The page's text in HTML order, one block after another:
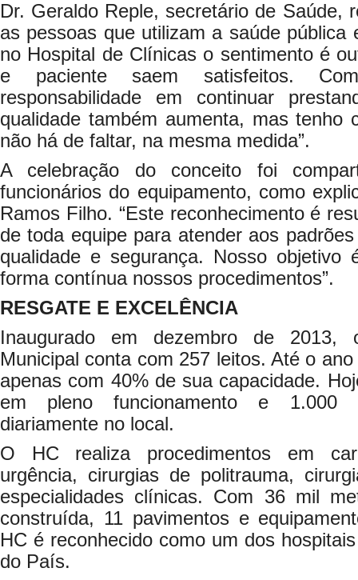
Dr. Geraldo Reple, secretário de Saúde,
as pessoas que utilizam a saúde pública
no Hospital de Clínicas o sentimento é
e paciente saem satisfeitos.
responsabilidade em continuar
qualidade também aumenta, mas tenho
não há de faltar, na mesma medida”.
A celebração do conceito foi
funcionários do equipamento, como
Ramos Filho. “Este reconhecimento é
de toda equipe para atender aos
qualidade e segurança. Nosso objetivo
forma contínua nossos procedimentos”.
RESGATE E EXCELÊNCIA
Inaugurado em dezembro de 2013,
Municipal conta com 257 leitos. Até o
apenas com 40% de sua capacidade.
em pleno funcionamento e 1.000
diariamente no local.
O HC realiza procedimentos em
urgência, cirurgias de politrauma,
especialidades clínicas. Com 36 mil
construída, 11 pavimentos e
HC é reconhecido como um dos
do País.